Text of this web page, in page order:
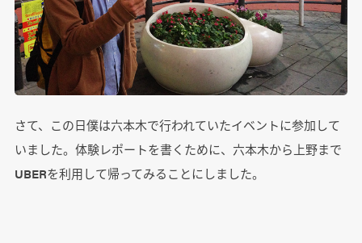
さて、この日僕は六本木で行われていたイベントに参加して
いました。体験レポートを書くために、六本木から上野まで
UBERを利用して帰ってみることにしました。